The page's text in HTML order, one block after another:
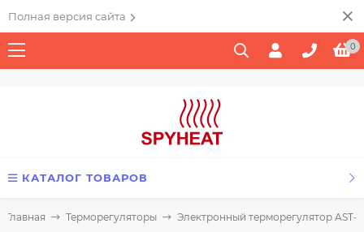
Полная версия сайта
0
КАТАЛОГ ТОВАРОВ
Главная Терморегуляторы Электронный терморегулятор AST-